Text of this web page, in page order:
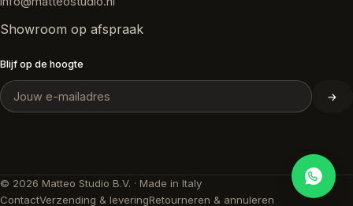
Showroom op afspraak
Blijf op de hoogte
→
© 2026 Matteo Studio B.V. · Made in Italy
ContactVerzending & leveringRetourneren & annuleren